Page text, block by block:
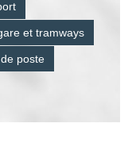
et tramways
poste